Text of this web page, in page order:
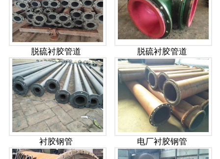
脱硫衬胶管道 脱硫衬胶管道
衬胶钢管 电厂衬胶钢管